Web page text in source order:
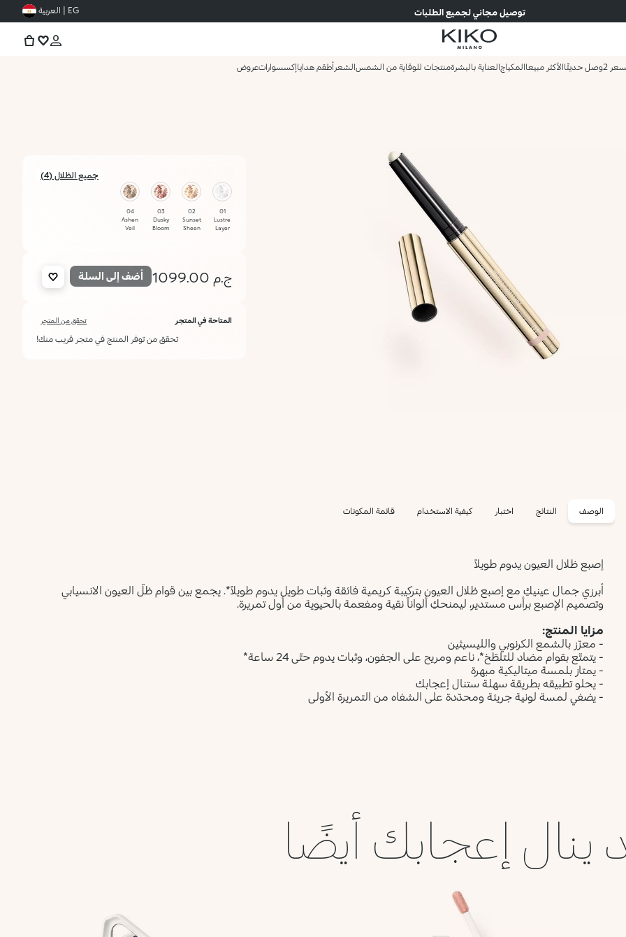
توصيل مجاني لجميع الطلبات EG | العربية
وصل حديثًاالأكثر مبيعاالمكياجالعناية بالبشرةمنتجات للوقاية من الشمسالشعر أطقم هداياإكسسواراتعروض
جميع الظلال (4)
01
Lustre
Layer
02
Sunset
Sheen
03
Dusky
Bloom
04
Ashen
Veil
ج.م 1099.00 أضف إلى السلة
المتاحة في المتجر تحقق من المتجر
تحقق من توفر المنتج في متجر قريب منك!
الوصف النتائج اختبار كيفية الاستخدام قائمة المكونات
إصبع ظلال العيون يدوم طويلاً
أبرزي جمال عينيكِ مع إصبع ظلال العيون بتركيبة كريمية فائقة وثبات طويل يدوم طويلاً*. يجمع بين قوام ظلّ العيون الانسيابي
وتصميم الإصبع برأس مستدير، ليمنحكِ ألواناً نقية ومفعمة بالحيوية من أول تمريرة.
مزايا المنتج:
- معزّز بالشمع الكرنوبي والليسيثين
- يتمتّع بقوام مضاد للتلطّخ*، ناعم ومريح على الجفون، وثبات يدوم حتّى 24 ساعة*
- يمتاز بلمسة ميتاليكية مبهرة
- يحلو تطبيقه بطريقة سهلة ستنال إعجابك
- يضفي لمسة لونية جريئة ومحدّدة على الشفاه من التمريرة الأولى
ينال إعجابك أيضًا